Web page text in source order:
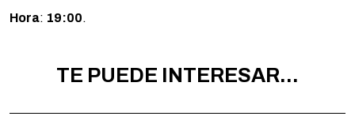
Hora: 19:00.
TE PUEDE INTERESAR...